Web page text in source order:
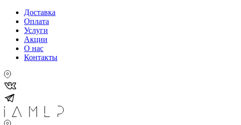
Доставка
Оплата
Услуги
Акции
О нас
Контакты